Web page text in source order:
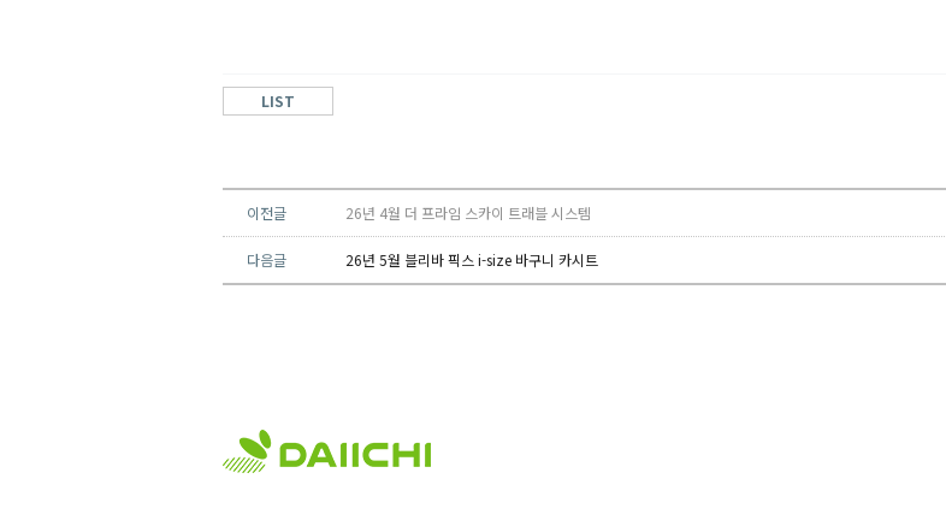
LIST
이전글 26년 4월 더 프라임 스카이 트래블 시스템
다음글 26년 5월 블리바 픽스 i-size 바구니 카시트